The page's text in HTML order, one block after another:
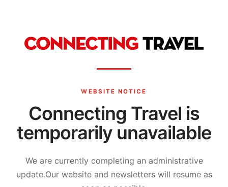
WEBSITE NOTICE
Connecting Travel is
temporarily unavailable
We are currently completing an administrative
update.Our website and newsletters will resume as